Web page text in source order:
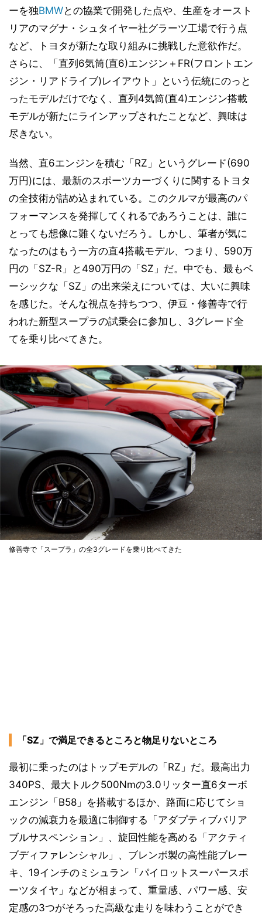
ーを独BMWとの協業で開発した点や、生産をオースト
リアのマグナ・シュタイヤー社グラーツ工場で行う点
など、トヨタが新たな取り組みに挑戦した意欲作だ。
さらに、「直列6気筒(直6)エンジン＋FR(フロントエン
ジン・リアドライブ)レイアウト」という伝統にのっと
ったモデルだけでなく、直列4気筒(直4)エンジン搭載
モデルが新たにラインアップされたことなど、興味は
尽きない。
当然、直6エンジンを積む「RZ」というグレード(690
万円)には、最新のスポーツカーづくりに関するトヨタ
の全技術が詰め込まれている。このクルマが最高のパ
フォーマンスを発揮してくれるであろうことは、誰に
とっても想像に難くないだろう。しかし、筆者が気に
なったのはもう一方の直4搭載モデル、つまり、590万
円の「SZ-R」と490万円の「SZ」だ。中でも、最もベ
ーシックな「SZ」の出来栄えについては、大いに興味
を感じた。そんな視点を持ちつつ、伊豆・修善寺で行
われた新型スープラの試乗会に参加し、3グレード全
てを乗り比べてきた。
修善寺で「スープラ」の全3グレードを乗り比べてきた
「SZ」で満足できるところと物足りないところ
最初に乗ったのはトップモデルの「RZ」だ。最高出力
340PS、最大トルク500Nmの3.0リッター直6ターボ
エンジン「B58」を搭載するほか、路面に応じてショ
ックの減衰力を最適に制御する「アダプティブバリア
ブルサスペンション」、旋回性能を高める「アクティ
ブディファレンシャル」、ブレンボ製の高性能ブレー
キ、19インチのミシュラン「パイロットスーパースポ
ーツタイヤ」などが相まって、重量感、パワー感、安
定感の3つがそろった高級な走りを味わうことができ